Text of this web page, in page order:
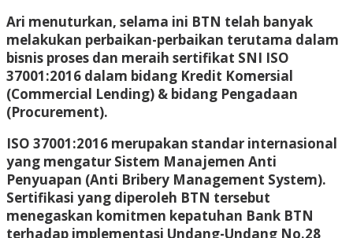
Ari menuturkan, selama ini BTN telah banyak
melakukan perbaikan-perbaikan terutama dalam
bisnis proses dan meraih sertifikat SNI ISO
37001:2016 dalam bidang Kredit Komersial
(Commercial Lending) & bidang Pengadaan
(Procurement).
ISO 37001:2016 merupakan standar internasional
yang mengatur Sistem Manajemen Anti
Penyuapan (Anti Bribery Management System).
Sertifikasi yang diperoleh BTN tersebut
menegaskan komitmen kepatuhan Bank BTN
terhadap implementasi Undang-Undang No.28